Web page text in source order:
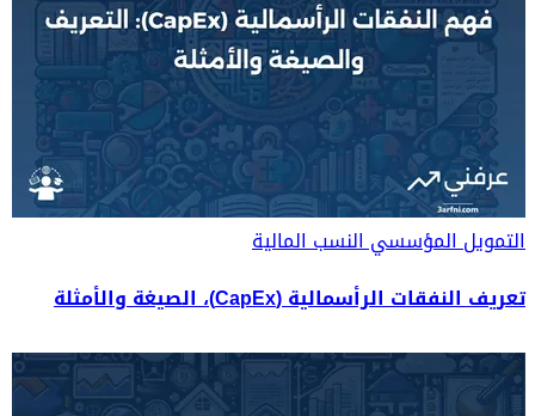
التمويل المؤسسيالنسب المالية
تعريف النفقات الرأسمالية (CapEx)، الصيغة والأمثلة